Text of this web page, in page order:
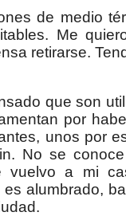
de medio
Me
retirarse.
que son
por
unos por
No se conoce
vuelvo a mi
alumbrado,